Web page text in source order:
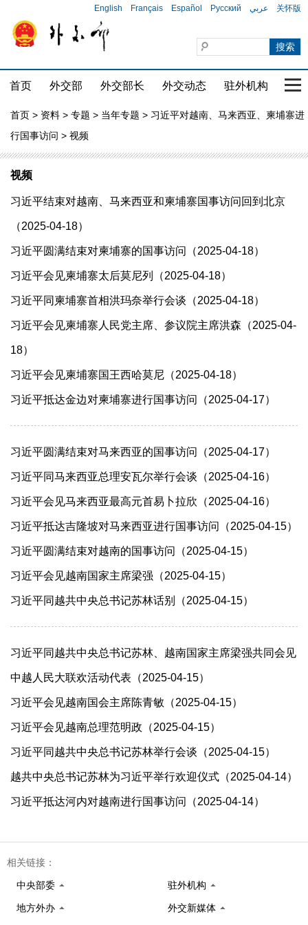
English Français Español Русский عربي 关怀版
首页 外交部 外交部长 外交动态 驻外机构 国
首页 > 资料 > 专题 > 当年专题 > 习近平对越南、马来西亚、柬埔寨进
行国事访问 > 视频
视频
习近平结束对越南、马来西亚和柬埔寨国事访问回到北京
（2025-04-18）
习近平圆满结束对柬埔寨的国事访问（2025-04-18）
习近平会见柬埔寨太后莫尼列（2025-04-18）
习近平同柬埔寨首相洪玛奈举行会谈（2025-04-18）
习近平会见柬埔寨人民党主席、参议院主席洪森（2025-04-
18）
习近平会见柬埔寨国王西哈莫尼（2025-04-18）
习近平抵达金边对柬埔寨进行国事访问（2025-04-17）
习近平圆满结束对马来西亚的国事访问（2025-04-17）
习近平同马来西亚总理安瓦尔举行会谈（2025-04-16）
习近平会见马来西亚最高元首易卜拉欣（2025-04-16）
习近平抵达吉隆坡对马来西亚进行国事访问（2025-04-15）
习近平圆满结束对越南的国事访问（2025-04-15）
习近平会见越南国家主席梁强（2025-04-15）
习近平同越共中央总书记苏林话别（2025-04-15）
习近平同越共中央总书记苏林、越南国家主席梁强共同会见
中越人民大联欢活动代表（2025-04-15）
习近平会见越南国会主席陈青敏（2025-04-15）
习近平会见越南总理范明政（2025-04-15）
习近平同越共中央总书记苏林举行会谈（2025-04-15）
越共中央总书记苏林为习近平举行欢迎仪式（2025-04-14）
习近平抵达河内对越南进行国事访问（2025-04-14）
相关链接：
中央部委 驻外机构
地方外办 外交新媒体